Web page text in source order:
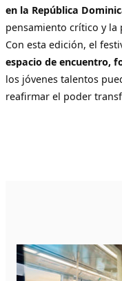
en la República
pensamiento crítico y
Con esta edición, el
espacio de encuentro,
los jóvenes talentos
reafirmar el poder